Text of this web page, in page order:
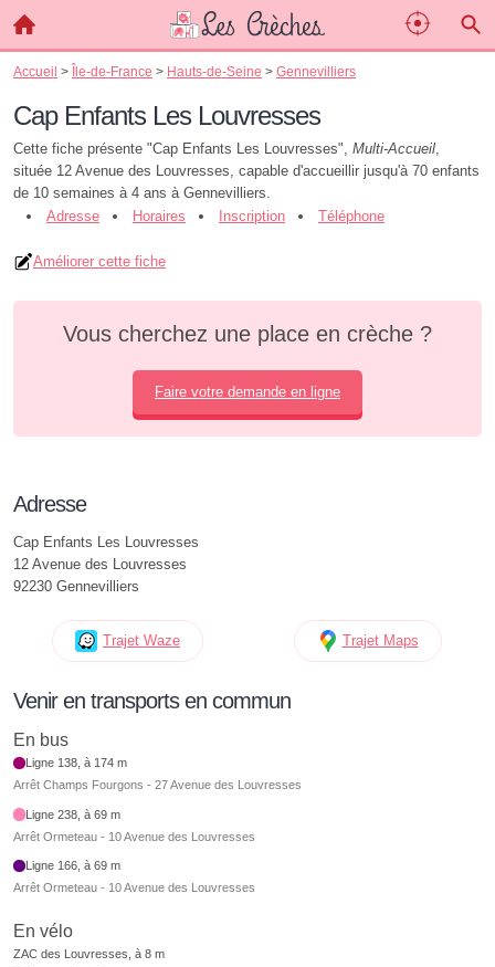
Accueil > Île-de-France > Hauts-de-Seine > Gennevilliers
Cap Enfants Les Louvresses
Cette fiche présente "Cap Enfants Les Louvresses", Multi-Accueil,
située 12 Avenue des Louvresses, capable d'accueillir jusqu'à 70 enfants
de 10 semaines à 4 ans à Gennevilliers.
Adresse
Horaires Inscription Téléphone
Améliorer cette fiche
Vous cherchez une place en crèche ?
Faire votre demande en ligne
Adresse
Cap Enfants Les Louvresses
12 Avenue des Louvresses
92230 Gennevilliers
Trajet Waze Trajet Maps
Venir en transports en commun
En bus
Ligne 138, à 174 m
Arrêt Champs Fourgons - 27 Avenue des Louvresses
Ligne 238, à 69 m
Arrêt Ormeteau - 10 Avenue des Louvresses
Ligne 166, à 69 m
Arrêt Ormeteau - 10 Avenue des Louvresses
En vélo
ZAC des Louvresses, à 8 m